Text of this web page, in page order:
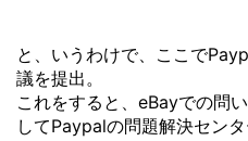
と、いうわけで、ここで
議を提出。
これをすると、eBayでの問
してPaypalの問題解決センタ